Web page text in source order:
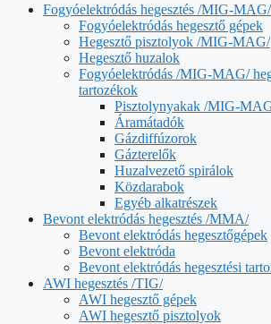
Fogyóelektródás hegesztés /MIG-MAG/
Fogyóelektródás hegesztő gépek
Hegesztő pisztolyok /MIG-MAG/
Hegesztő huzalok
Fogyóelektródás /MIG-MAG/
tartozékok
Pisztolynyakak /MIG-
Áramátadók
Gázdiffúzorok
Gázterelők
Huzalvezető spirálok
Közdarabok
Egyéb alkatrészek
Bevont elektródás hegesztés /MMA/
Bevont elektródás hegesztőgépek
Bevont elektróda
Bevont elektródás hegesztési
AWI hegesztés /TIG/
AWI hegesztő gépek
AWI hegesztő pisztolyok